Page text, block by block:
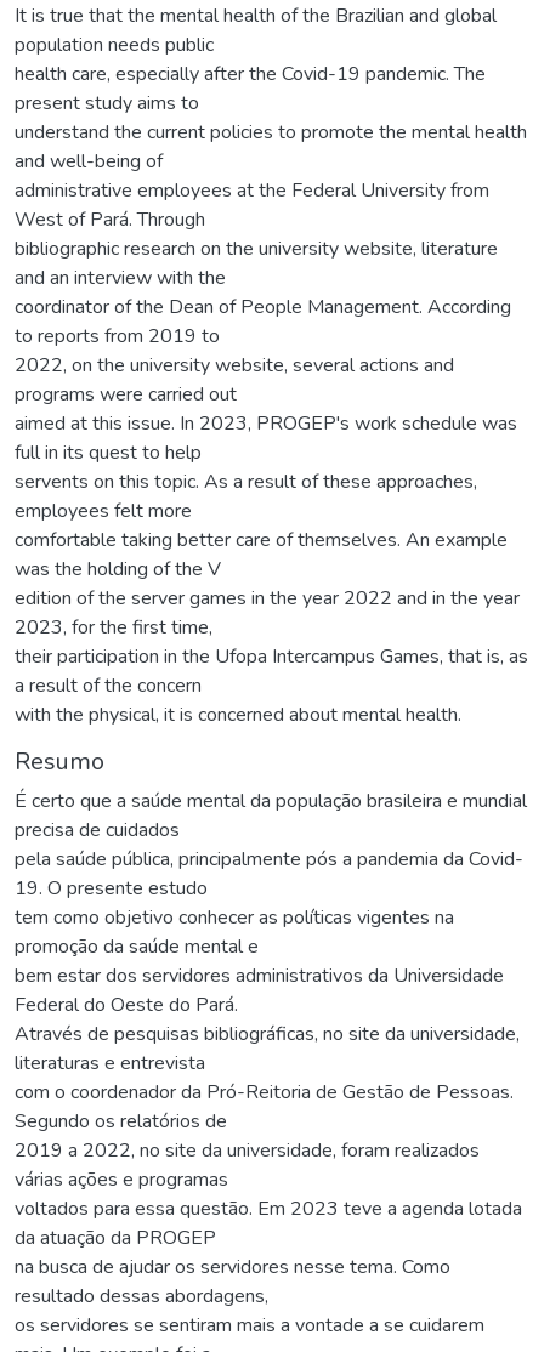
It is true that the mental health of the Brazilian and global
population needs public
health care, especially after the Covid-19 pandemic. The
present study aims to
understand the current policies to promote the mental health
and well-being of
administrative employees at the Federal University from
West of Pará. Through
bibliographic research on the university website, literature
and an interview with the
coordinator of the Dean of People Management. According
to reports from 2019 to
2022, on the university website, several actions and
programs were carried out
aimed at this issue. In 2023, PROGEP's work schedule was
full in its quest to help
servents on this topic. As a result of these approaches,
employees felt more
comfortable taking better care of themselves. An example
was the holding of the V
edition of the server games in the year 2022 and in the year
2023, for the first time,
their participation in the Ufopa Intercampus Games, that is, as
a result of the concern
with the physical, it is concerned about mental health.
Resumo
É certo que a saúde mental da população brasileira e mundial
precisa de cuidados
pela saúde pública, principalmente pós a pandemia da Covid-
19. O presente estudo
tem como objetivo conhecer as políticas vigentes na
promoção da saúde mental e
bem estar dos servidores administrativos da Universidade
Federal do Oeste do Pará.
Através de pesquisas bibliográficas, no site da universidade,
literaturas e entrevista
com o coordenador da Pró-Reitoria de Gestão de Pessoas.
Segundo os relatórios de
2019 a 2022, no site da universidade, foram realizados
várias ações e programas
voltados para essa questão. Em 2023 teve a agenda lotada
da atuação da PROGEP
na busca de ajudar os servidores nesse tema. Como
resultado dessas abordagens,
os servidores se sentiram mais a vontade a se cuidarem